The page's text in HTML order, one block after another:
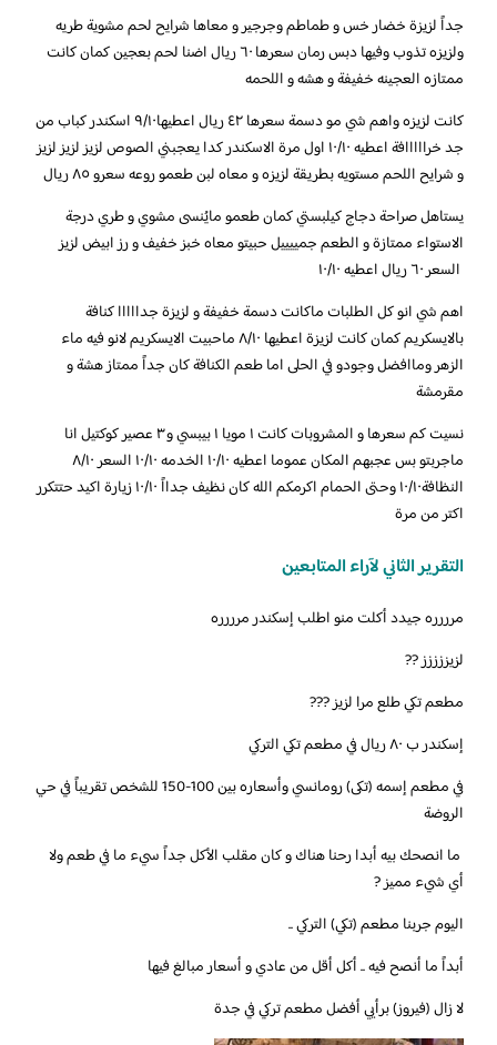
جداً لزيزة خضار خس و طماطم وجرجير و معاها شرايح لحم مشوية طريه
ولزيزه تذوب وفيها دبس رمان سعرها ٦٠ ريال اضنا لحم بعجين كمان كانت
ممتازه العجينه خفيفة و هشه و اللحمه
كانت لزيزه واهم شي مو دسمة سعرها ٤٢ ريال اعطيها٩/١٠ اسكندر كباب من
جد خرااااافة اعطيه ١٠/١٠ اول مرة الاسكندر كدا يعجبني الصوص لزيز لزيز لزيز
و شرايح اللحم مستويه بطريقة لزيزه و معاه لبن طعمو روعه سعرو ٨٥ ريال
يستاهل صراحة دجاج كيلبستي كمان طعمو مايُنسى مشوي و طري درجة
الاستواء ممتازة و الطعم جمييييل حبيتو معاه خبز خفيف و رز ابيض لزيز
السعر ٦٠ ريال اعطيه ١٠/١٠
اهم شي انو كل الطلبات ماكانت دسمة خفيفة و لزيزة جدااااا كنافة
بالايسكريم كمان كانت لزيزة اعطيها ٨/١٠ ماحبيت الايسكريم لانو فيه ماء
الزهر وماافضل وجودو في الحلى اما طعم الكنافة كان جداً ممتاز هشة و
مقرمشة
نسيت كم سعرها و المشروبات كانت ١ مويا ١ بيبسي و٣ عصير كوكتيل انا
ماجربتو بس عجبهم المكان عموما اعطيه ١٠/١٠ الخدمه ١٠/١٠ السعر ٨/١٠
النظافة١٠/١٠ وحتى الحمام اكرمكم الله كان نظيف جدااً ١٠/١٠ زيارة اكيد حتتكرر
اكتر من مرة
التقرير الثاني لآراء المتابعين
مرررره جيدد أكلت منو اطلب إسكندر مرررره
لزيززززز ??
‏مطعم تكي طلع مرا لزيز ???
‏إسكندر ب ٨٠ ريال في مطعم تكي التركي
‏‎في مطعم إسمه (تكى) رومانسي وأسعاره بين 100-150 للشخص تقريباً في حي
الروضة
‏‎ ما انصحك بيه أبدا رحنا هناك و كان مقلب الأكل جداً سيء ما في طعم ولا
أي شيء مميز ?
‏اليوم جربنا مطعم (تكي) التركي ..
أبداً ما أنصح فيه .. أكل أقل من عادي و أسعار مبالغ فيها
لا زال (فيروز) برأيي أفضل مطعم تركي في جدة